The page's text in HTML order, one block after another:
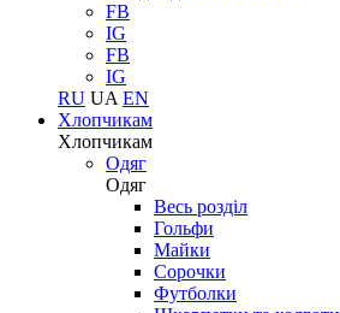
FB
IG
FB
IG
RU UA EN
Хлопчикам
Хлопчикам
Одяг
Одяг
Весь розділ
Гольфи
Майки
Сорочки
Футболки